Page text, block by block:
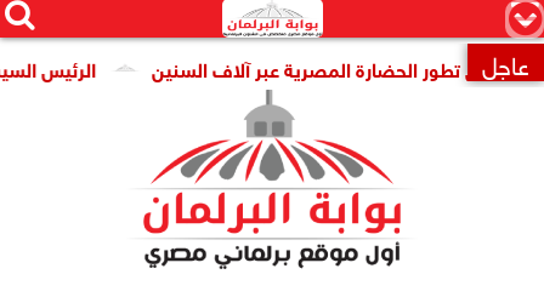
×


 عاجل الرئيس السيسي تطور الحضارة المصرية عبر آلاف السنين